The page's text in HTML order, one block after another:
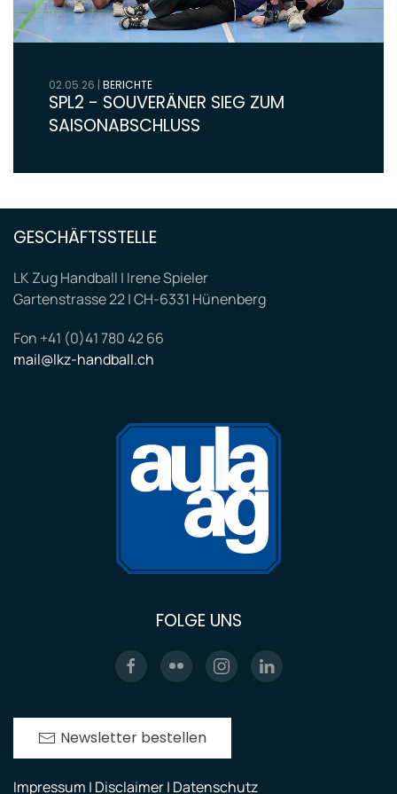
02.05.26 | BERICHTE
SPL2 - SOUVERÄNER SIEG ZUM
SAISONABSCHLUSS
GESCHÄFTSSTELLE
LK Zug Handball | Irene Spieler
Gartenstrasse 22 | CH-6331 Hünenberg
Fon +41 (0)41 780 42 66
mail@lkz-handball.ch
FOLGE UNS
Newsletter bestellen
Impressum | Disclaimer | Datenschutz